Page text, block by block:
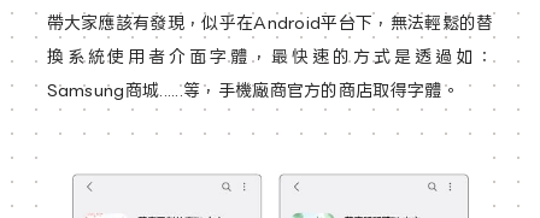
帶大家應該有發現，似乎在Android平台下，無法輕鬆的替
換系統使用者介面字體，最快速的方式是透過如：
Samsung商城......等，手機廠商官方的商店取得字體。